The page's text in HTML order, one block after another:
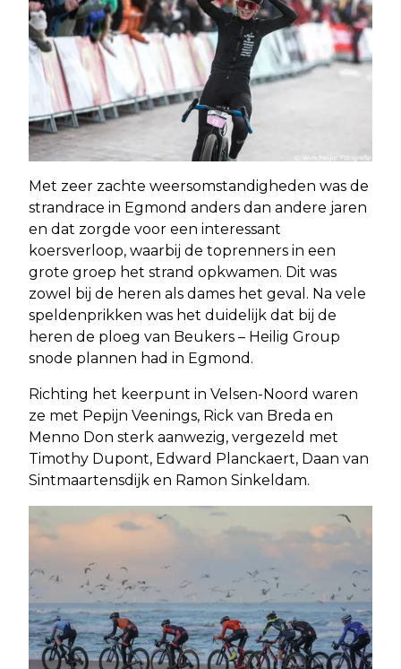
Met zeer zachte weersomstandigheden was de
strandrace in Egmond anders dan andere jaren
en dat zorgde voor een interessant
koersverloop, waarbij de toprenners in een
grote groep het strand opkwamen. Dit was
zowel bij de heren als dames het geval. Na vele
speldenprikken was het duidelijk dat bij de
heren de ploeg van Beukers – Heilig Group
snode plannen had in Egmond.
Richting het keerpunt in Velsen-Noord waren
ze met Pepijn Veenings, Rick van Breda en
Menno Don sterk aanwezig, vergezeld met
Timothy Dupont, Edward Planckaert, Daan van
Sintmaartensdijk en Ramon Sinkeldam.